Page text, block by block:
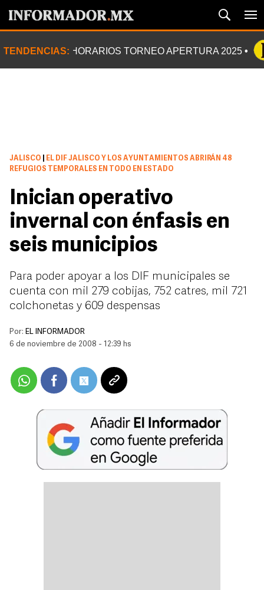
TENDENCIAS: HORARIOS TORNEO APERTURA 2025
JALISCO
EL DIF JALISCO Y LOS AYUNTAMIENTOS ABRIRÁN 48
REFUGIOS TEMPORALES EN TODO EN ESTADO
Inician operativo
invernal con énfasis en
seis municipios
Para poder apoyar a los DIF municipales se
cuenta con mil 279 cobijas, 752 catres, mil 721
colchonetas y 609 despensas
Por: EL INFORMADOR
6 de noviembre de 2008 - 12:39 hs